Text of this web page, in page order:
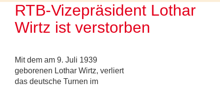
RTB-Vizepräsident Lothar
Wirtz ist verstorben
Mit dem am 9. Juli 1939
geborenen Lothar Wirtz, verliert
das deutsche Turnen im